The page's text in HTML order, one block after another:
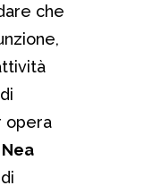
che
opera